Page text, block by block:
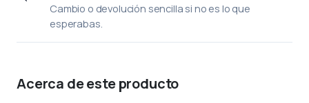
Cambio o devolución sencilla si no es lo que
esperabas.
Acerca de este producto